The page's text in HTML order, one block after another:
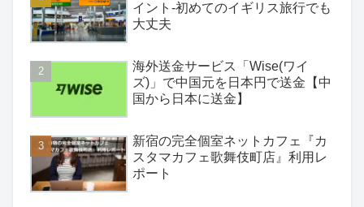
イント-初めてのイギリス旅行でも
大丈夫
海外送金サービス「Wise(ワイ
ズ)」で中国元を日本円で送金【中
国から日本に送金】
新宿の完全個室ネットカフェ『カ
スタマカフェ歌舞伎町店』利用レ
ポート